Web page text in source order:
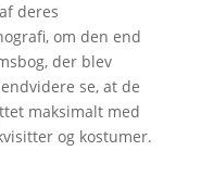
deres
om den end
der blev
se, at de
maksimalt med
og kostumer.